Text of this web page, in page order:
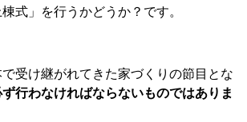
式」を行うかどうか？です。
受け継がれてきた家づくりの節目とな
ず行わなければならないものではありま